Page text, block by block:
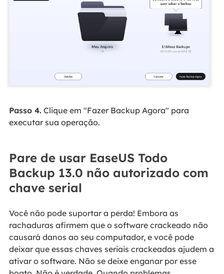
Passo 4.Clique em "Fazer Backup Agora" para
executar sua operação.
Pare de usar EaseUS Todo
Backup 13.0 não autorizado com
chave serial
Você não pode suportar a perda! Embora as
rachaduras afirmem que o software crackeado não
causará danos ao seu computador, e você pode
deixar que essas chaves seriais crackeadas ajudem a
ativar o software. Não se deixe enganar por esse